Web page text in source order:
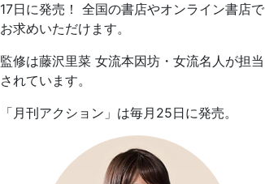
17日に発売！ 全国の書店やオンライン書店で
お求めいただけます。
監修は藤沢里菜 女流本因坊・女流名人が担当
されています。
「月刊アクション」は毎月25日に発売。